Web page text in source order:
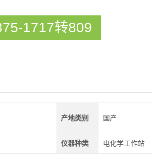
1717转809
产地类别 国产
仪器种类 电化学工作站